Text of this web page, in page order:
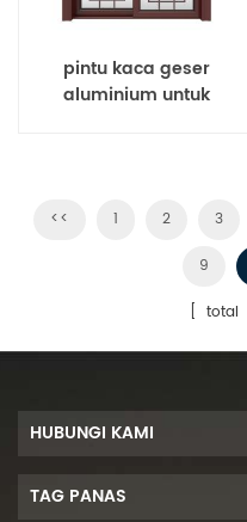
pintu kaca geser
aluminium untuk
<< 1 2 3
9
[ total
HUBUNGI KAMI
TAG PANAS